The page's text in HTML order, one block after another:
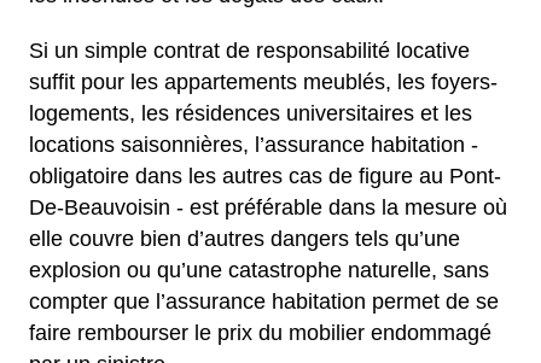
Si un simple contrat de responsabilité locative
suffit pour les appartements meublés, les foyers-
logements, les résidences universitaires et les
locations saisonnières, l’assurance habitation -
obligatoire dans les autres cas de figure au Pont-
De-Beauvoisin - est préférable dans la mesure où
elle couvre bien d’autres dangers tels qu’une
explosion ou qu’une catastrophe naturelle, sans
compter que l’assurance habitation permet de se
faire rembourser le prix du mobilier endommagé